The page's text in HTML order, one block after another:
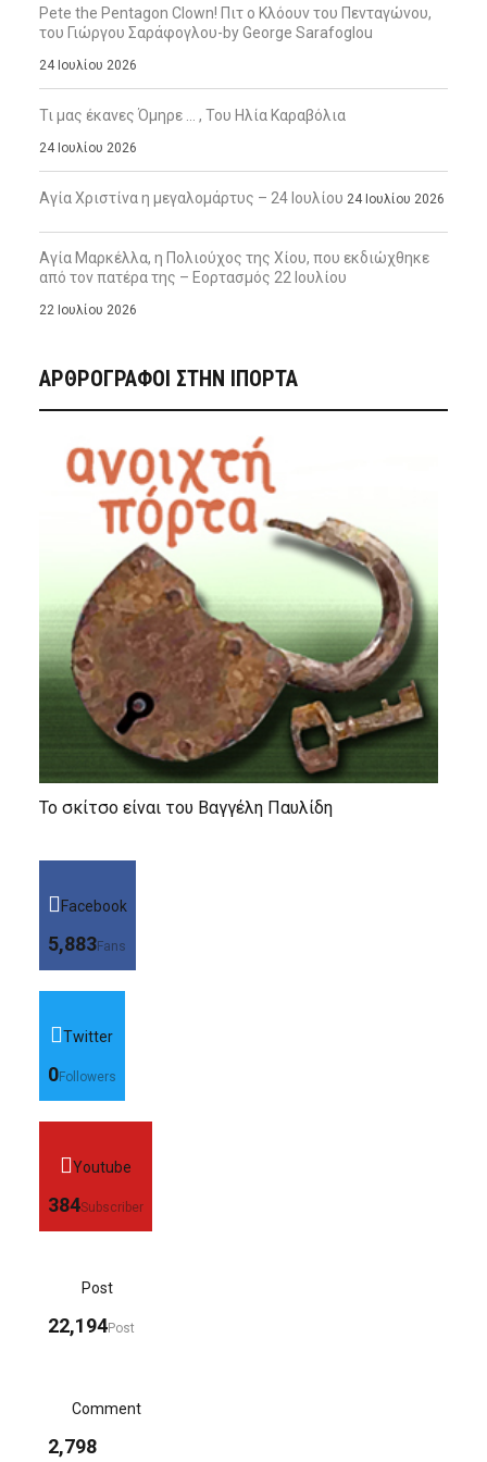
Pete the Pentagon Clown! Πιτ ο Κλόουν του Πενταγώνου,
του Γιώργου Σαράφογλου-by George Sarafoglou
24 Ιουλίου 2026
Τι μας έκανες Όμηρε … , Του Ηλία Καραβόλια
24 Ιουλίου 2026
Αγία Χριστίνα η μεγαλομάρτυς – 24 Ιουλίου 24 Ιουλίου 2026
Αγία Μαρκέλλα, η Πολιούχος της Χίου, που εκδιώχθηκε
από τον πατέρα της – Εορτασμός 22 Ιουλίου
22 Ιουλίου 2026
ΑΡΘΡΟΓΡΑΦΟΙ ΣΤΗΝ IΠΟΡΤΑ
Το σκίτσο είναι του Βαγγέλη Παυλίδη
Facebook
5,883Fans
Twitter
0Followers
Youtube
384Subscriber
Post
22,194Post
Comment
2,798